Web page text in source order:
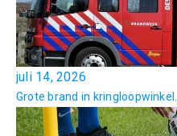
juli 14, 2026
Grote brand in kringloopwinkel...